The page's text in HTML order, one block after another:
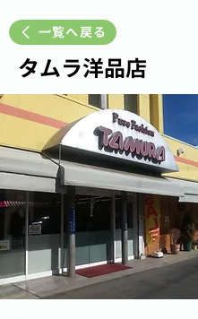
一覧へ戻る
タムラ洋品店